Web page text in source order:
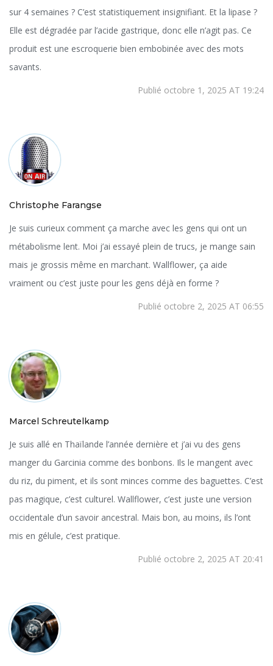
sur 4 semaines ? C’est statistiquement insignifiant. Et la lipase ?
Elle est dégradée par l’acide gastrique, donc elle n’agit pas. Ce
produit est une escroquerie bien embobinée avec des mots
savants.
Publié octobre 1, 2025 AT 19:24
Christophe Farangse
Je suis curieux comment ça marche avec les gens qui ont un
métabolisme lent. Moi j’ai essayé plein de trucs, je mange sain
mais je grossis même en marchant. Wallflower, ça aide
vraiment ou c’est juste pour les gens déjà en forme ?
Publié octobre 2, 2025 AT 06:55
Marcel Schreutelkamp
Je suis allé en Thaïlande l’année dernière et j’ai vu des gens
manger du Garcinia comme des bonbons. Ils le mangent avec
du riz, du piment, et ils sont minces comme des baguettes. C’est
pas magique, c’est culturel. Wallflower, c’est juste une version
occidentale d’un savoir ancestral. Mais bon, au moins, ils l’ont
mis en gélule, c’est pratique.
Publié octobre 2, 2025 AT 20:41